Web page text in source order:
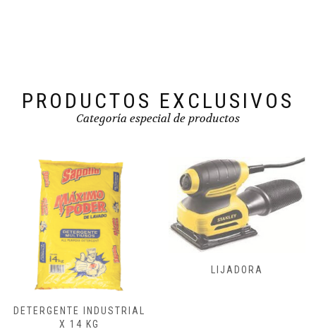
PRODUCTOS EXCLUSIVOS
Categoría especial de productos
LIJADORA
FRESADORAS,